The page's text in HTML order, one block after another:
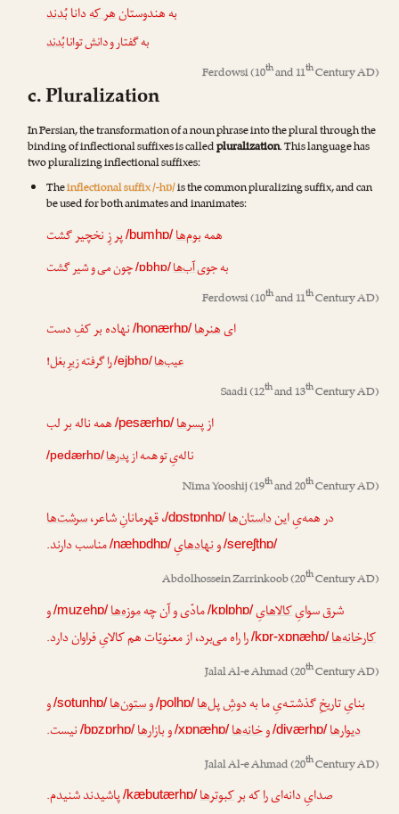
به هندوستانهر کهدانابُدند
به گفتار و دانش توانابُدند
Ferdowsi(10thand 11thCentury AD)
c. Pluralization
In Persian, the transformation of a noun phrase into the plural through the
binding of inflectional suffixes is calledpluralization. This language has
two pluralizing inflectional suffixes:
Theinflectional suffix /-hɒ/is the common pluralizing suffix, and can
be used for both animates and inanimates:
همهبوم‌ها /bumhɒ/پر زِ نخچیر گشت
به جویآب‌ها/ɒbhɒ/چون می و شیر گشت
Ferdowsi(10thand 11thCentury AD)
ایهنرها /honærhɒ/نهاده بر کفِ دست
عیب‌ها/ejbhɒ/را گرفته زیرِ بغل!
Saadi(12thand 13thCentury AD)
ازپسرها /pesærhɒ/همه ناله بر لب
ناله‌یِ تو همه ازپدرها/pedærhɒ/
Nima Yooshij(19thand 20thCentury AD)
در همه‌یِ اینداستان‌ها /dɒstɒnhɒ/، قهرمانانِ شاعر،سرشت‌ها
/sereʃthɒ/ونهادهایِ/næhɒdhɒ/مناسب دارند.
Abdolhossein Zarrinkoob(20thCentury AD)
شرق سوایِکالاهایِ/kɒlɒhɒ/مادّی و آن چهموزه‌ها /muzehɒ/و
کارخانه‌ها /kɒr-xɒnæhɒ/را راه می‌برد، از معنویّات هم کالایِ فراوان دارد.
Jalal Al-e Ahmad(20thCentury AD)
بنایِ تاریخِ گذشتـه‌یِ ما به دوشِپل‌ها /polhɒ/وستون‌ها /sotunhɒ/و
دیوارها /diværhɒ/وخانه‌ها /xɒnæhɒ/وبازارها /bɒzɒrhɒ/نیست.
Jalal Al-e Ahmad(20thCentury AD)
صدایِ دانه‌ای را که برکبوترها /kæbutærhɒ/پاشیدند شنیدم.